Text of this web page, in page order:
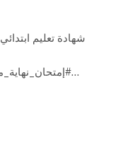
#إمتحان_نهاية_مرحلة_التعليم_الابتدائي دورة 2021 ، سوف…